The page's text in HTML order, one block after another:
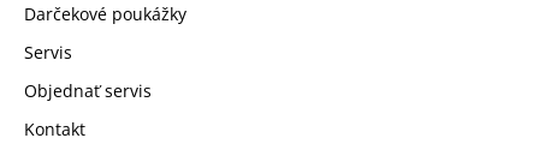
Darčekové poukážky
Servis
Objednať servis
Kontakt